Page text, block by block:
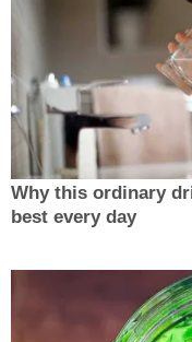
Why this ordinary
best every day